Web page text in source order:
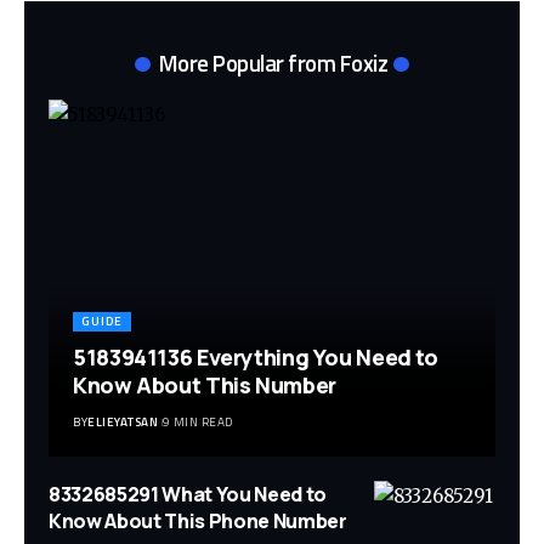
More Popular from Foxiz
GUIDE
5183941136 Everything You Need to
Know About This Number
BYELIEYATSAN 9 MIN READ
8332685291 What You Need to
Know About This Phone Number